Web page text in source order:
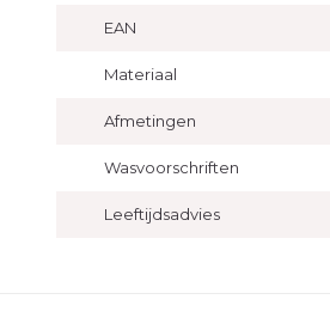
EAN
Materiaal
Afmetingen
Wasvoorschriften
Leeftijdsadvies